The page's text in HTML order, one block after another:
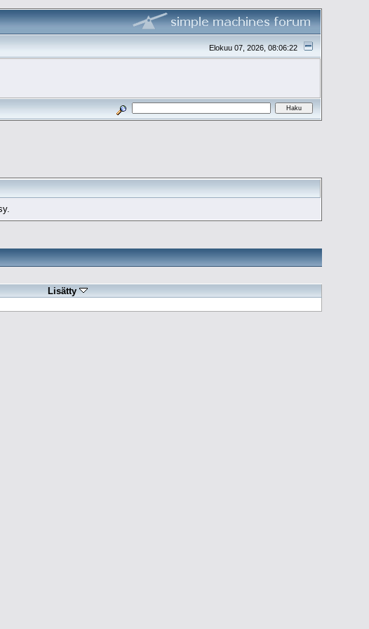
Elokuu 07, 2026, 08:06:22
Lisätty